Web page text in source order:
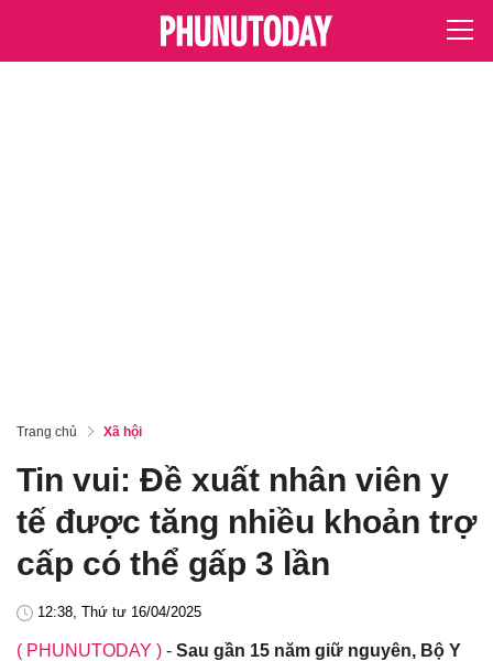
Trang chủ Xã hội
Tin vui: Đề xuất nhân viên y
tế được tăng nhiều khoản trợ
cấp có thể gấp 3 lần
12:38, Thứ tư 16/04/2025
( PHUNUTODAY ) - Sau gần 15 năm giữ nguyên, Bộ Y